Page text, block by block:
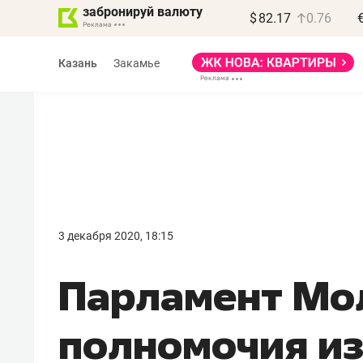
забронируй валюту $ 82.17 0.76
Казань Закамье
3 декабря 2020, 18:15
Парламент
полномочия
правил, бизнес может
потерять минимум